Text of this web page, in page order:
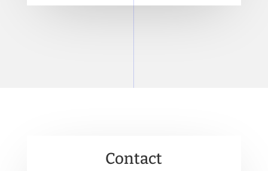
Contact